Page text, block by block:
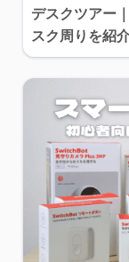
デスクツアー
スク周りを紹